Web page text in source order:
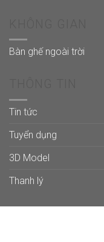
Bàn ghế ngoài trời
Tin tức
Tuyển dụng
3D Model
Thanh lý